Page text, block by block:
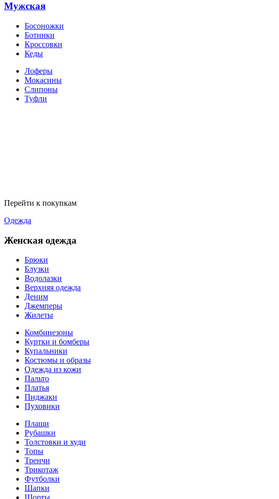
Мужская
Босоножки
Ботинки
Кроссовки
Кеды
Лоферы
Мокасины
Слипоны
Туфли
Перейти к покупкам
Одежда
Женская одежда
Брюки
Блузки
Водолазки
Верхняя одежда
Деним
Джемперы
Жилеты
Комбинезоны
Куртки и бомберы
Купальники
Костюмы и образы
Одежда из кожи
Пальто
Платья
Пиджаки
Пуховики
Плащи
Рубашки
Толстовки и худи
Топы
Тренчи
Трикотаж
Футболки
Шапки